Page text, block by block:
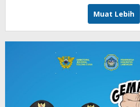
Muat Lebih